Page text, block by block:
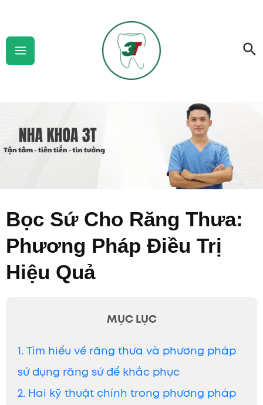
content
Menu
Bọc Sứ Cho Răng Thưa:
Phương Pháp Điều Trị
Hiệu Quả
MỤC LỤC
1. Tìm hiểu về răng thưa và phương pháp
sử dụng răng sứ để khắc phục
2. Hai kỹ thuật chính trong phương pháp